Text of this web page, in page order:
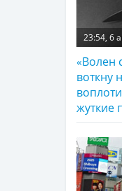
23:54, 6
«Волен
воткну
жуткие